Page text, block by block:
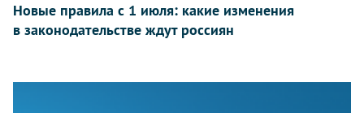
Новые правила с 1 июля: какие изменения
в законодательстве ждут россиян